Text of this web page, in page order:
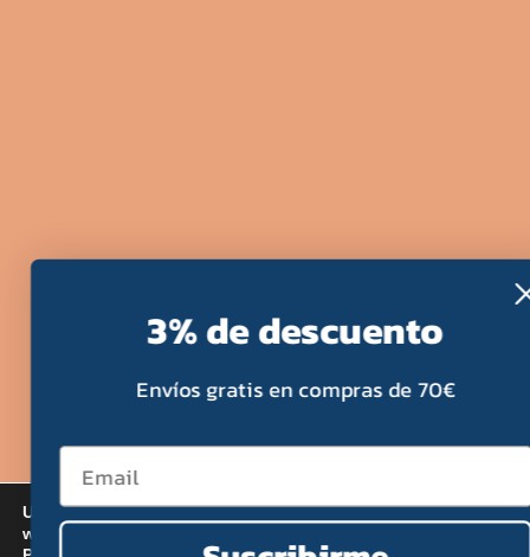
Utilizamos cookies para ofrecerte la mejor experiencia en
web.
3% de descuento
Envíos gratis en compras de 70€